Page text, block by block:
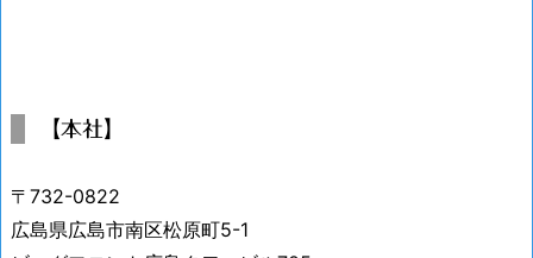
【本社】
〒732-0822
広島県広島市南区松原町5-1